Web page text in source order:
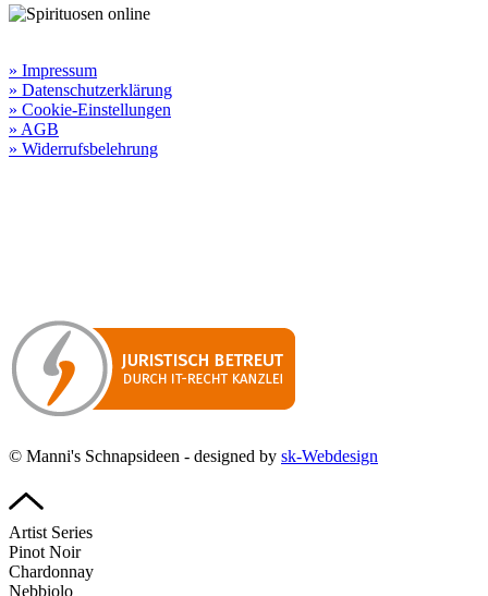
» Impressum
» Datenschutzerklärung
» Cookie-Einstellungen
» AGB
» Widerrufsbelehrung
© Manni's Schnapsideen - designed by sk-Webdesign
Artist Series
Pinot Noir
Chardonnay
Nebbiolo